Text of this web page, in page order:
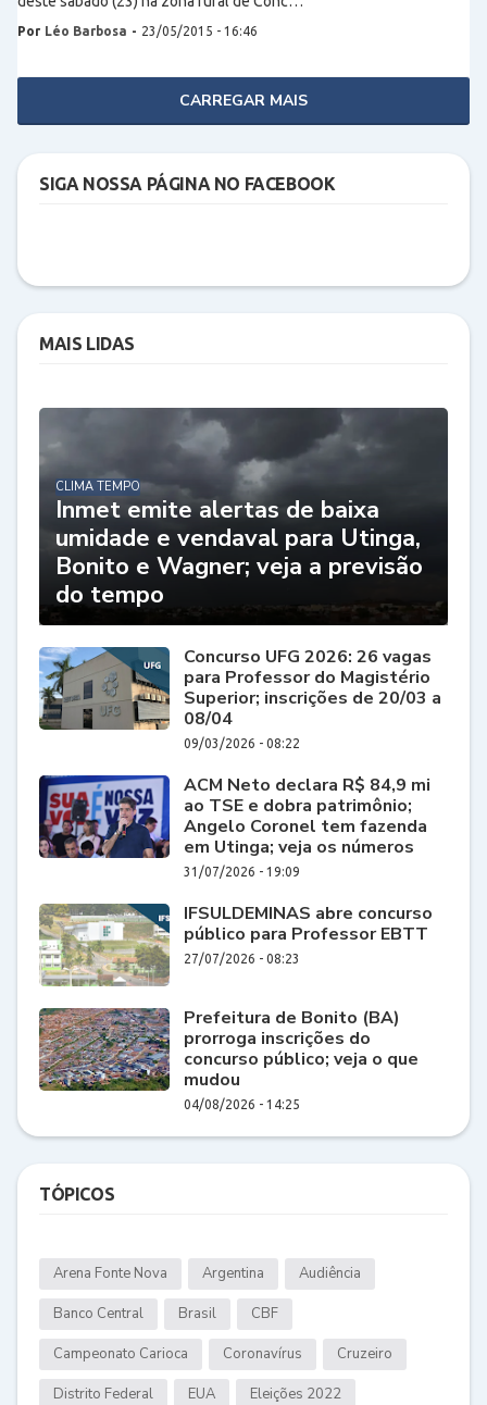
Por Léo Barbosa - 23/05/2015 - 16:46
CARREGAR MAIS
SIGA NOSSA PÁGINA NO FACEBOOK
MAIS LIDAS
CLIMA TEMPO
Inmet emite alertas de baixa
umidade e vendaval para Utinga,
Bonito e Wagner; veja a previsão
do tempo
Concurso UFG 2026: 26 vagas
para Professor do Magistério
Superior; inscrições de 20/03 a
08/04
09/03/2026 - 08:22
ACM Neto declara R$ 84,9 mi
ao TSE e dobra patrimônio;
Angelo Coronel tem fazenda
em Utinga; veja os números
31/07/2026 - 19:09
IFSULDEMINAS abre concurso
público para Professor EBTT
27/07/2026 - 08:23
Prefeitura de Bonito (BA)
prorroga inscrições do
concurso público; veja o que
mudou
04/08/2026 - 14:25
TÓPICOS
Arena Fonte Nova Argentina Audiência
Banco Central Brasil CBF
Campeonato Carioca Coronavírus Cruzeiro
Distrito Federal EUA Eleições 2022